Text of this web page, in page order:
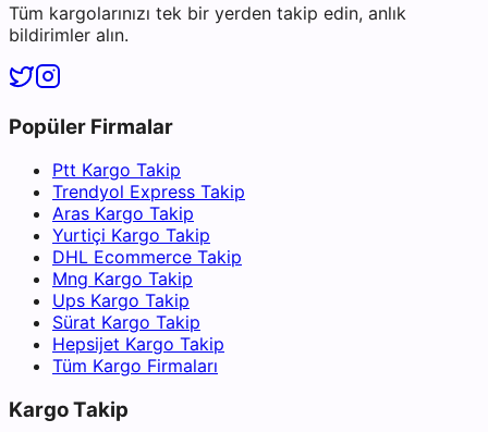
Tüm kargolarınızı tek bir yerden takip edin, anlık
bildirimler alın.
Popüler Firmalar
Ptt Kargo Takip
Trendyol Express Takip
Aras Kargo Takip
Yurtiçi Kargo Takip
DHL Ecommerce Takip
Mng Kargo Takip
Ups Kargo Takip
Sürat Kargo Takip
Hepsijet Kargo Takip
Tüm Kargo Firmaları
Kargo Takip